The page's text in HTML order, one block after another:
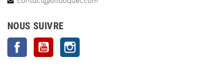
NOUS SUIVRE
FacebookYouTube